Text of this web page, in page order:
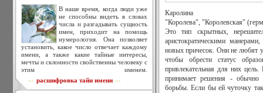
В наше время, когда люди уже
не способны видеть в словах
числа и разгадывать сущность
имен, приходит на помощь
нумерология. Она позволяет
установить, какое число отвечает каждому
имени, а также какие тайные интересы,
мечты и склонности свойственны человеку с
этим именем.
>> расшифровка тайн имени <<
Каролина
"Королева", "Королевская"
Это тип скрытных,
аристократическими
новых причесок. Они не любят
чтобы обрести статус
привлекательная для них
принимает решения - обычно
борьбы. Если бы ей чуточку